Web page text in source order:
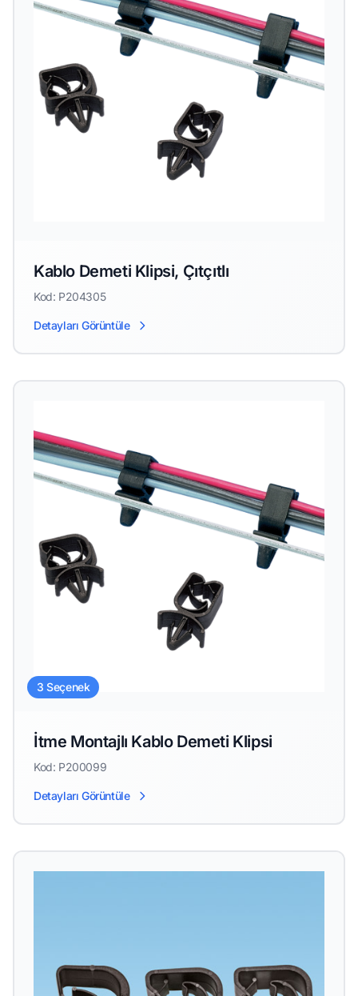
Kablo Demeti Klipsi, Çıtçıtlı
Kod: P204305
Detayları Görüntüle
3 Seçenek
İtme Montajlı Kablo Demeti Klipsi
Kod: P200099
Detayları Görüntüle